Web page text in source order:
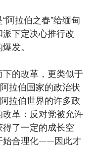
阿拉伯之春”给缅甸
下定决心推行改
发。
的改革，更类似于
拉伯国家的政治状
拉伯世界的许多政
革：反对党被允许
了一定的成长空
始合理化——因此才